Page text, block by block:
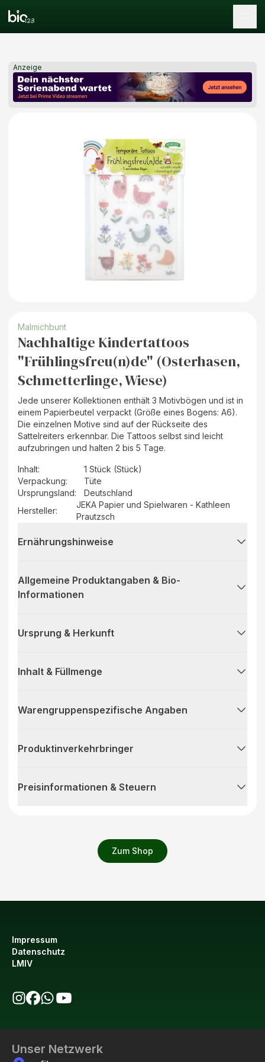
Anzeige
Zum Shop
Malmichbunt
Nachhaltige Kindertattoos
"Frühlingsfreu(n)de" (Osterhasen,
Schmetterlinge, Wiese)
Jede unserer Kollektionen enthält 3 Motivbögen und ist in
einem Papierbeutel verpackt (Größe eines Bogens: A6).
Die einzelnen Motive sind auf der Rückseite des
Sattelreiters erkennbar. Die Tattoos selbst sind leicht
aufzubringen und halten 2 bis 5 Tage.
Inhalt:
1 Stück (Stück)
Verpackung:
Tüte
Ursprungsland:
Deutschland
Hersteller:
JEKA Papier und Spielwaren - Kathleen
Prautzsch
Ernährungshinweise
Allgemeine Produktangaben & Bio-
Informationen
Ursprung & Herkunft
Inhalt & Füllmenge
Warengruppenspezifische Angaben
Produktinverkehrbringer
Preisinformationen & Steuern
Impressum
Datenschutz
LMIV
Unser Netzwerk